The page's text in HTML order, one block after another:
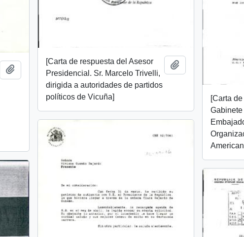
Añadir al portapapeles
[Carta de respuesta del Asesor
Presidencial. Sr. Marcelo Trivelli,
dirigida a autoridades de partidos
políticos de Vicuña]
Añadir al
[Carta